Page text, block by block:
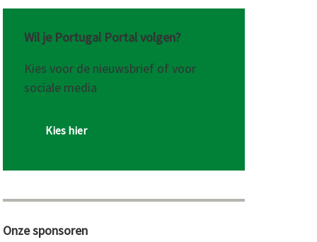
Wil je Portugal Portal volgen?
Kies voor de nieuwsbrief of voor
sociale media
Kies hier
Onze sponsoren